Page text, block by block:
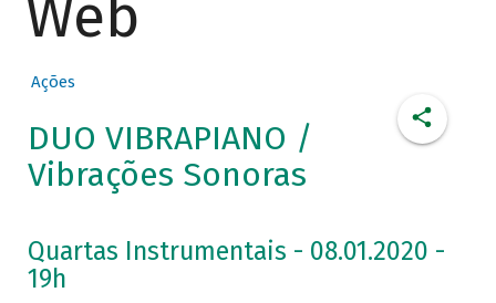
Web
Ações
DUO VIBRAPIANO /
Vibrações Sonoras
Quartas Instrumentais - 08.01.2020 -
19h